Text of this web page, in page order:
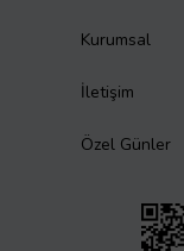
Kurumsal
İletişim
Özel Günler